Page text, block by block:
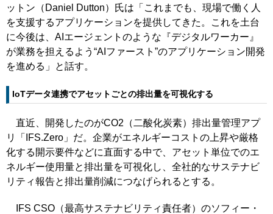
ットン（Daniel Dutton）氏は「これまでも、現場で働く人
を支援するアプリケーションを提供してきた。これを土台
に今後は、AIエージェントのような『デジタルワーカー』
が業務を担えるよう“AIファースト”のアプリケーション開発
を進める」と話す。
IoTデータ連携でアセットごとの排出量を可視化する
直近、開発したのがCO2（二酸化炭素）排出量管理アプ
リ「IFS.Zero」だ。企業がエネルギーコストの上昇や厳格
化する開示要件などに直面する中で、アセット単位でのエ
ネルギー使用量と排出量を可視化し、全社的なサステナビ
リティ報告と排出量削減につなげられるとする。
IFS CSO（最高サステナビリティ責任者）のソフィー・